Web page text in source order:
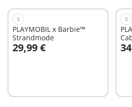
S
PLAYMOBIL x Barbie™
Strandmode
29,99 €
In den Warenkorb
S